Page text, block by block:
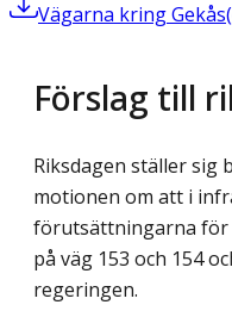
Vägarna kring Gekås(
Förslag till
Riksdagen ställer sig
motionen om att i
förutsättningarna
på väg 153 och 154
regeringen.